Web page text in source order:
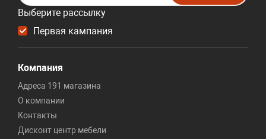
Выберите рассылку
Первая кампания
Компания
Адреса 191 магазина
О компании
Контакты
Дисконт центр мебели